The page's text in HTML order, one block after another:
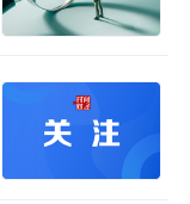
偏激、歧视
。散布涉本
假信息，捏